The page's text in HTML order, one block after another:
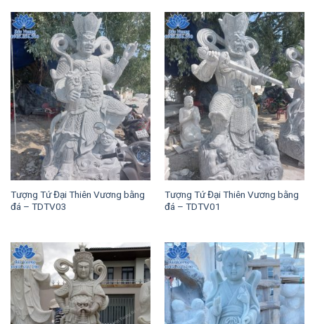
Tượng Tứ Đại Thiên Vương bằng
đá – TDTV03
Tượng Tứ Đại Thiên Vương bằng
đá – TDTV01